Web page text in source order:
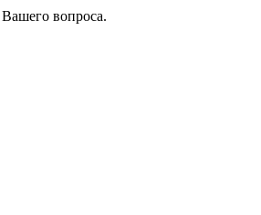
вопроса.